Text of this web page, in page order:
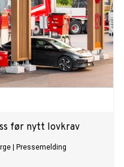
før nytt lovkrav
Pressemelding